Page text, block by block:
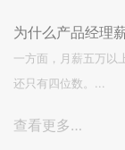
为什么产品经理
一方面，月薪五万以
还只有四位数。...
查看更多…